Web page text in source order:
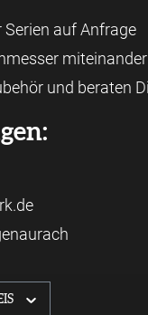
auf Anfrage
miteinander
und beraten